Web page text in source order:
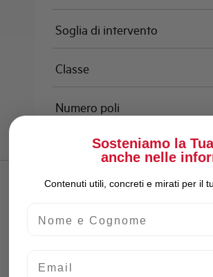
Soglia di intervento
Classe
Numero poli
Numero moduli
Potenza dissipata
Tensione nominale Ue AC
Sosteniamo la
anche nelle
Contenuti utili, concreti e mirati per il